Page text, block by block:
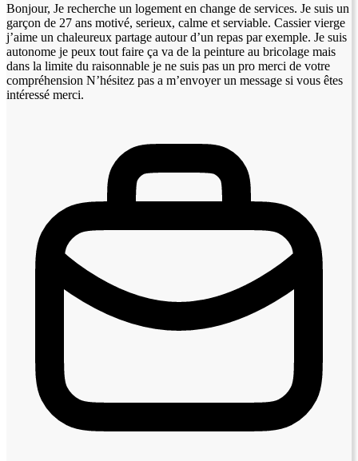
Bonjour, Je recherche un logement en change de services. Je suis un
garçon de 27 ans motivé, serieux, calme et serviable. Cassier vierge
j’aime un chaleureux partage autour d’un repas par exemple. Je suis
autonome je peux tout faire ça va de la peinture au bricolage mais
dans la limite du raisonnable je ne suis pas un pro merci de votre
compréhension N’hésitez pas a m’envoyer un message si vous êtes
intéressé merci.